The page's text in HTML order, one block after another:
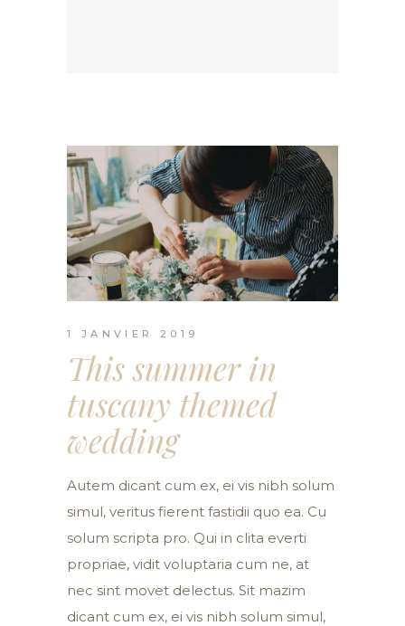
1 JANVIER 2019
This summer in
tuscany themed
wedding
Autem dicant cum ex, ei vis nibh solum
simul, veritus fierent fastidii quo ea. Cu
solum scripta pro. Qui in clita everti
propriae, vidit voluptaria cum ne, at
nec sint movet delectus. Sit mazim
dicant cum ex, ei vis nibh solum simul,